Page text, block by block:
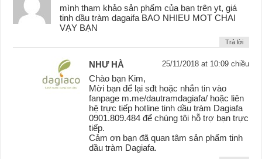
mình tham khảo sản phẩm của bạn trên yt, giá
tinh dầu tràm dagaifa BAO NHIEU MOT CHAI
VẠY BẠN
Trả lời
NHƯ HÀ 25/11/2018 at 10:09 chiều
Chào bạn Kim,
Mời bạn để lại sđt hoặc nhắn tin vào
fanpage m.me/dautramdagiafa/ hoặc liên
hệ trực tiếp hotline tinh dầu tràm Dagiafa
0901.809.484 để chúng tôi hỗ trợ bạn trực
tiếp.
Cảm ơn bạn đã quan tâm sản phẩm tinh
dầu tràm Dagiafa.